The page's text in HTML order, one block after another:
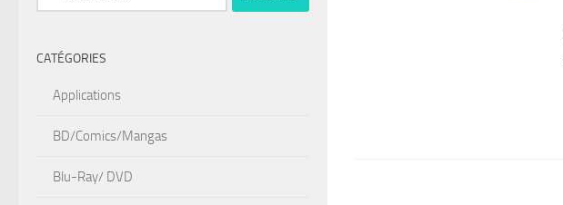
CATÉGORIES
Applications
BD/Comics/Mangas
Blu-Ray/ DVD